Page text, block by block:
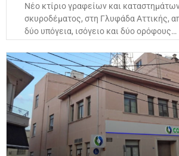
Νέο κτίριο γραφείων και
σκυροδέματος, στη Γλυφάδα Αττικής,
δύο υπόγεια, ισόγειο και δύο ορόφους…